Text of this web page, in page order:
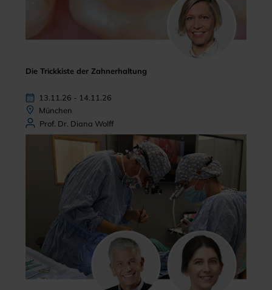
Die Trickkiste der Zahnerhaltung
13.11.26 - 14.11.26
München
Prof. Dr. Diana Wolff